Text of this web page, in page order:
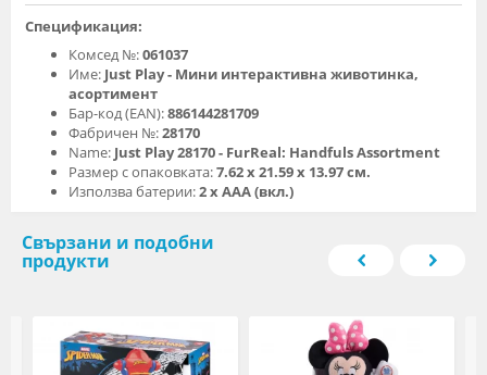
Спецификация:
Комсед №:061037
Име: Just Play - Мини интерактивна животинка,
асортимент
Бар-код (EAN):886144281709
Фабричен №:28170
Name: Just Play 28170 - FurReal: Handfuls Assortment
Размер с опаковката:7.62 x 21.59 x 13.97 см.
Използва батерии:2 x AAA (вкл.)
Свързани и подобни
продукти